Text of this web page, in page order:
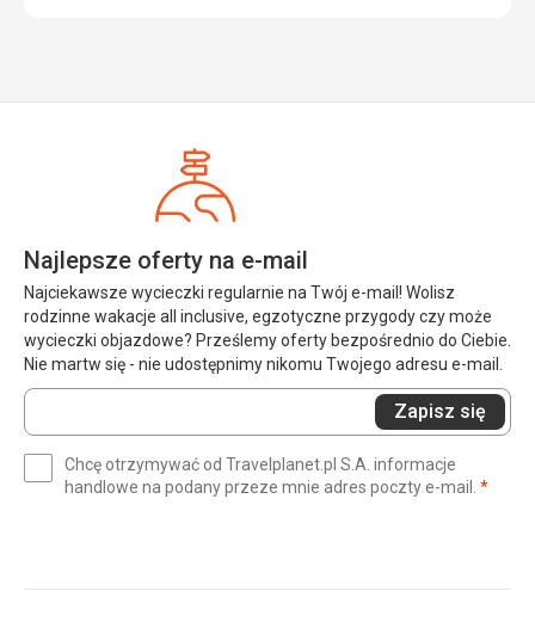
Najlepsze oferty na e-mail
Najciekawsze wycieczki regularnie na Twój e-mail! Wolisz
rodzinne wakacje all inclusive, egzotyczne przygody czy może
wycieczki objazdowe? Prześlemy oferty bezpośrednio do Ciebie.
Nie martw się - nie udostępnimy nikomu Twojego adresu e-mail.
Wprowadź
swój
(wymagane)
Zapisz się
Chcę otrzymywać od Travelplanet.pl S.A. informacje
handlowe na podany przeze mnie adres poczty e-mail. *